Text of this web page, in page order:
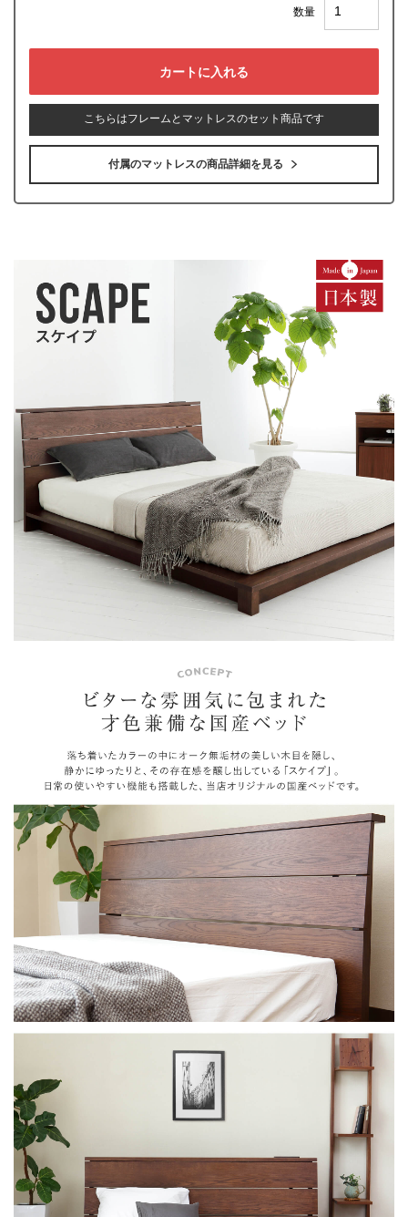
数量
こちらはフレームとマットレスのセット商品です
付属のマットレスの商品詳細を見る